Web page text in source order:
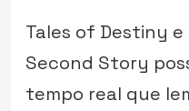
Tales of Destiny
Second Story
tempo real que